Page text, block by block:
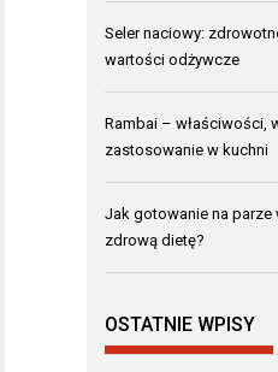
Seler naciowy:
wartości odżywcze
Rambai – właściwości,
zastosowanie w kuchni
Jak gotowanie na
zdrową dietę?
OSTATNIE WPISY